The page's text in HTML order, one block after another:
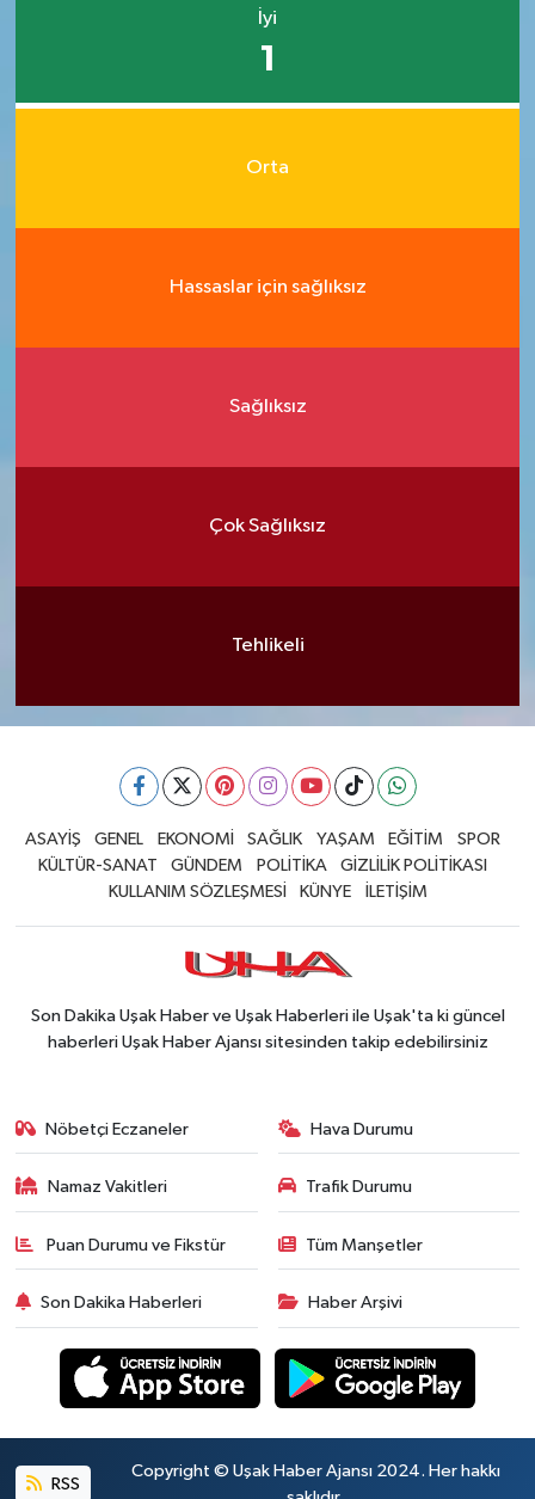
İyi
1
Orta
Hassaslar için sağlıksız
Sağlıksız
Çok Sağlıksız
Tehlikeli
ASAYİŞ GENEL EKONOMİ SAĞLIK YAŞAM EĞİTİM
SPOR
KÜLTÜR-SANAT
GÜNDEM POLİTİKA
GİZLİLİK POLİTİKASI
KULLANIM SÖZLEŞMESİ
KÜNYE İLETİŞİM
Son Dakika Uşak Haber ve Uşak Haberleri ile Uşak'ta ki güncel
haberleri Uşak Haber Ajansı sitesinden takip edebilirsiniz
Nöbetçi Eczaneler Hava Durumu
Namaz Vakitleri Trafik Durumu
Puan Durumu ve Fikstür Tüm Manşetler
Son Dakika Haberleri Haber Arşivi
RSS
Copyright © Uşak Haber Ajansı 2024. Her hakkı